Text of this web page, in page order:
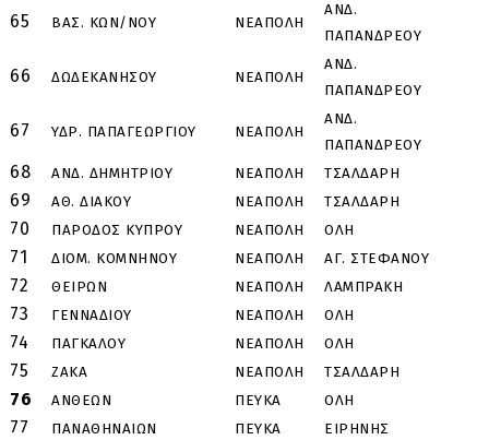
65 ΒΑΣ. ΚΩΝ/ΝΟΥ ΝΕΑΠΟΛΗ
ΑΝΔ.
ΠΑΠΑΝΔΡΕΟΥ
66 ΔΩΔΕΚΑΝΗΣΟΥ ΝΕΑΠΟΛΗ
ΑΝΔ.
ΠΑΠΑΝΔΡΕΟΥ
67 ΥΔΡ. ΠΑΠΑΓΕΩΡΓΙΟΥ ΝΕΑΠΟΛΗ
ΑΝΔ.
ΠΑΠΑΝΔΡΕΟΥ
68 ΑΝΔ. ΔΗΜΗΤΡΙΟΥ ΝΕΑΠΟΛΗ ΤΣΑΛΔΑΡΗ
69 ΑΘ. ΔΙΑΚΟΥ ΝΕΑΠΟΛΗ ΤΣΑΛΔΑΡΗ
70 ΠΑΡΟΔΟΣ ΚΥΠΡΟΥ ΝΕΑΠΟΛΗ ΟΛΗ
71 ΔΙΟΜ. ΚΟΜΝΗΝΟΥ ΝΕΑΠΟΛΗ ΑΓ. ΣΤΕΦΑΝΟΥ
72 ΘΕΙΡΩΝ ΝΕΑΠΟΛΗ ΛΑΜΠΡΑΚΗ
73 ΓΕΝΝΑΔΙΟΥ ΝΕΑΠΟΛΗ ΟΛΗ
74 ΠΑΓΚΑΛΟΥ ΝΕΑΠΟΛΗ ΟΛΗ
75 ΖΑΚΑ ΝΕΑΠΟΛΗ ΤΣΑΛΔΑΡΗ
76 ΑΝΘΕΩΝ ΠΕΥΚΑ ΟΛΗ
77 ΠΑΝΑΘΗΝΑΙΩΝ ΠΕΥΚΑ ΕΙΡΗΝΗΣ